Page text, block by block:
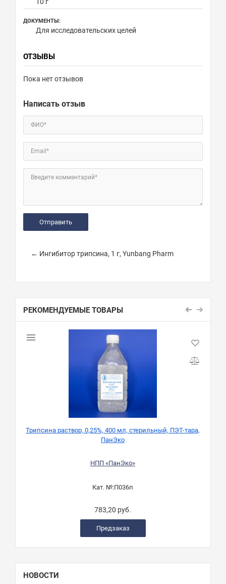
10 г
ДОКУМЕНТЫ:
Для исследовательских целей
ОТЗЫВЫ
Пока нет отзывов
Написать отзыв
ФИО*
Email*
Введите комментарий*
← Ингибитор трипсина, 1 г, Yunbang Pharm
РЕКОМЕНДУЕМЫЕ ТОВАРЫ
Трипсина раствор, 0,25%, 400 мл, стерильный, ПЭТ-тара,
ПанЭко
НПП «ПанЭко»
Кат. №:П036п
783,20 руб.
Предзаказ
НОВОСТИ